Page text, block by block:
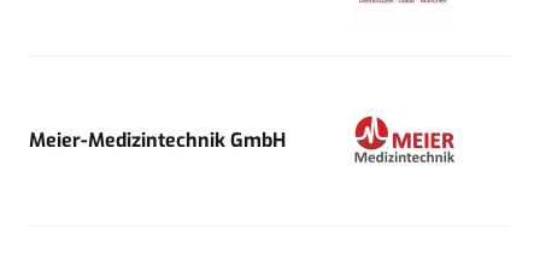
Meier-Medizintechnik GmbH